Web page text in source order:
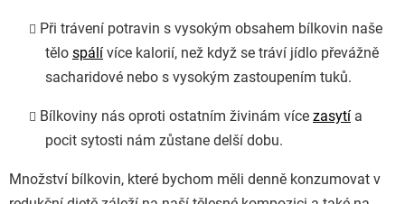
Při trávení potravin s vysokým obsahem bílkovin naše
tělo spálí více kalorií, než když se tráví jídlo převážně
sacharidové nebo s vysokým zastoupením tuků.
Bílkoviny nás oproti ostatním živinám více zasytí a
pocit sytosti nám zůstane delší dobu.
Množství bílkovin, které bychom měli denně konzumovat v